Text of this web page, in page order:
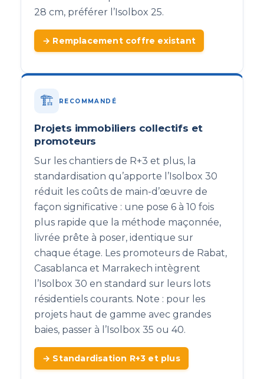
28 cm, préférer l’Isolbox 25.
→ Remplacement coffre existant
🏗️ RECOMMANDÉ
Projets immobiliers collectifs et
promoteurs
Sur les chantiers de R+3 et plus, la
standardisation qu’apporte l’Isolbox 30
réduit les coûts de main-d’œuvre de
façon significative : une pose 6 à 10 fois
plus rapide que la méthode maçonnée,
livrée prête à poser, identique sur
chaque étage. Les promoteurs de Rabat,
Casablanca et Marrakech intègrent
l’Isolbox 30 en standard sur leurs lots
résidentiels courants. Note : pour les
projets haut de gamme avec grandes
baies, passer à l’Isolbox 35 ou 40.
→ Standardisation R+3 et plus